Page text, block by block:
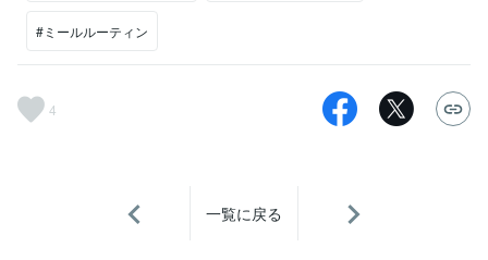
#ミールルーティン
4
一覧に戻る